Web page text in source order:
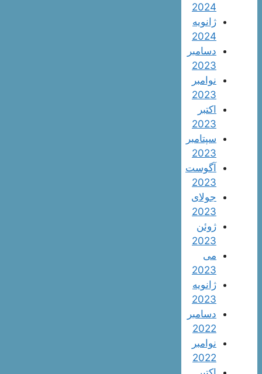
2024
ژانویه
2024
دسامبر
2023
نوامبر
2023
اکتبر
2023
سپتامبر
2023
آگوست
2023
جولای
2023
ژوئن
2023
می
2023
ژانویه
2023
دسامبر
2022
نوامبر
2022